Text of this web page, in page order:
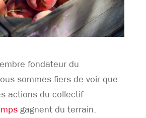
fondateur du
sommes fiers de voir que
actions du collectif
gagnent du terrain.